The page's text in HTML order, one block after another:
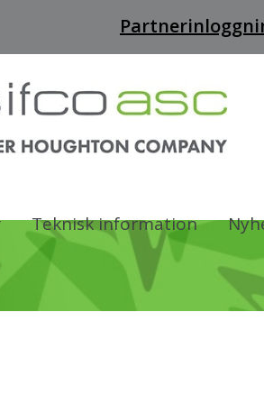
Teknisk information